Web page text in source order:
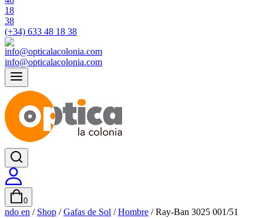
(+34) 633 48 18 38
info@opticalacolonia.com
0
ndo en / Shop / Gafas de Sol / Hombre / Ray-Ban 3025 001/51